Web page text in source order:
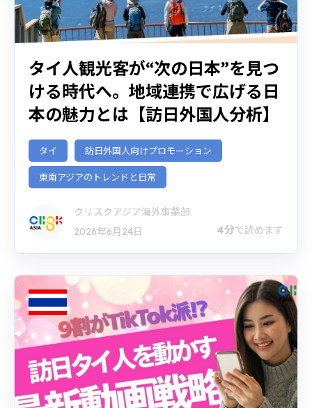
タイ人観光客が“次の日本”を見つ
ける時代へ。地域連携で広げる日
本の魅力とは【訪日外国人分析】
タイ 訪日外国人向けプロモーション
東南アジアのトレンドと日常
クリスクアジア海外事業部
2026年6月24日
4分で読めます